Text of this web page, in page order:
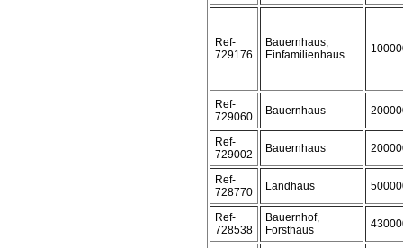
Ref-
729176
Bauernhaus,
Einfamilienhaus
Ref-
729060
Bauernhaus
Ref-
729002
Bauernhaus
Ref-
728770
Landhaus
Ref-
728538
Bauernhof,
Forsthaus